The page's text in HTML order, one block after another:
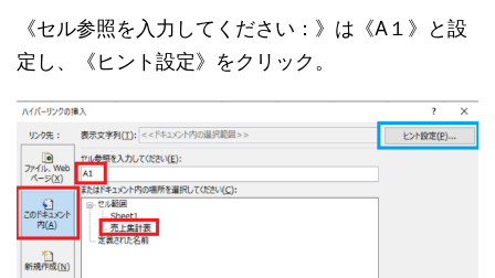
《セル参照を入力してください：》は《A１》と設
定し、《ヒント設定》をクリック。